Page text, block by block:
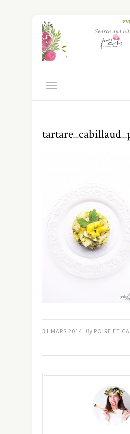
31 MARS 2014 By POIRE ET